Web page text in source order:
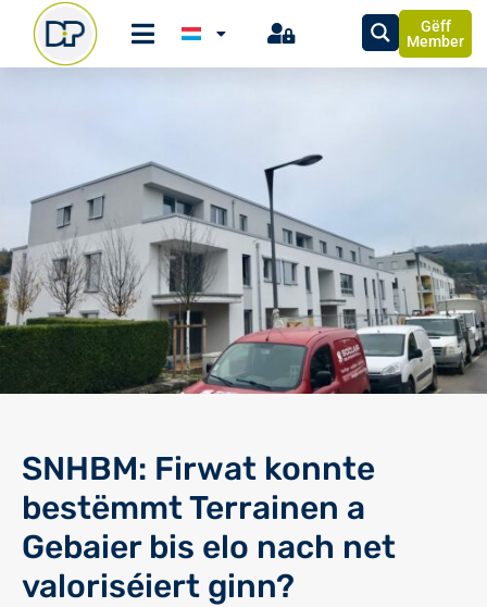
Gëff
Member
SNHBM: Firwat konnte
bestëmmt Terrainen a
Gebaier bis elo nach net
valoriséiert ginn?